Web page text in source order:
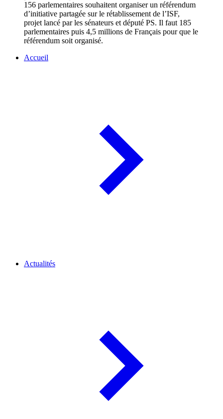
156 parlementaires souhaitent organiser un référendum
d’initiative partagée sur le rétablissement de l’ISF,
projet lancé par les sénateurs et député PS. Il faut 185
parlementaires puis 4,5 millions de Français pour que le
référendum soit organisé.
Accueil
Actualités